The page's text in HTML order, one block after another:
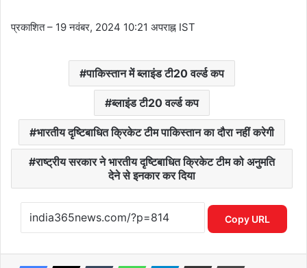
प्रकाशित– 19 नवंबर, 2024 10:21 अपराह्न IST
पाकिस्तान में ब्लाइंड टी20 वर्ल्ड कप
ब्लाइंड टी20 वर्ल्ड कप
भारतीय दृष्टिबाधित क्रिकेट टीम पाकिस्तान का दौरा नहीं करेगी
राष्ट्रीय सरकार ने भारतीय दृष्टिबाधित क्रिकेट टीम को अनुमति
देने से इनकार कर दिया
Copy URL